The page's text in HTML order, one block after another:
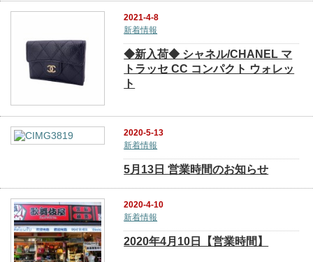
2021-4-8
新着情報
◆新入荷◆ シャネル/CHANEL マ
トラッセ CC コンパクト ウォレッ
ト
2020-5-13
新着情報
5月13日 営業時間のお知らせ
2020-4-10
新着情報
2020年4月10日【営業時間】